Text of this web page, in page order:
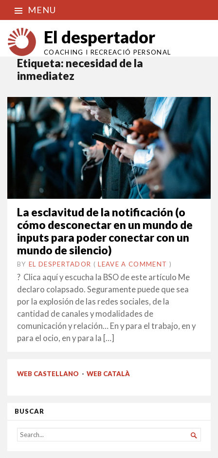
MENU
El despertador
COACHING I RECREACIÓ PERSONAL
Etiqueta: necesidad de la
inmediatez
La esclavitud de la notificación (o
cómo desconectar en un mundo de
inputs para poder conectar con un
mundo de silencio)
BY EL DESPERTADOR ON
26
FEBRER
•(LEAVE A COMMENT )
? Clica aquí y escucha la BSO de este artículo Me
declaro colapsado. Seguramente puede que sea
por la explosión de las redes sociales, de la
cantidad de canales y modalidades de
comunicación y relación… En y para el trabajo, en y
para el ocio, en y para la […]
WEB CASTELLANO · WEB CATALÀ
BUSCAR
SEARCH
FOR...
